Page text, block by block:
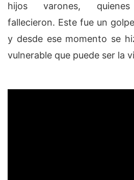
hijos varones, quienes
fallecieron. Este fue un
y desde ese momento se
vulnerable que puede ser la